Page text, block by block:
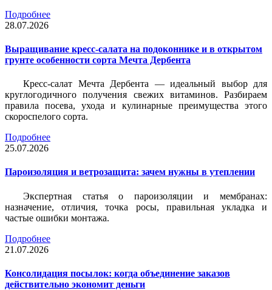
Подробнее
28.07.2026
Выращивание кресс-салата на подоконнике и в открытом
грунте особенности сорта Мечта Дербента
Кресс-салат Мечта Дербента — идеальный выбор для
круглогодичного получения свежих витаминов. Разбираем
правила посева, ухода и кулинарные преимущества этого
скороспелого сорта.
Подробнее
25.07.2026
Пароизоляция и ветрозащита: зачем нужны в утеплении
Экспертная статья о пароизоляции и мембранах:
назначение, отличия, точка росы, правильная укладка и
частые ошибки монтажа.
Подробнее
21.07.2026
Консолидация посылок: когда объединение заказов
действительно экономит деньги